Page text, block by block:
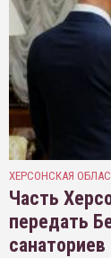
ХЕРСОНСКАЯ
Часть
передать
санаториев